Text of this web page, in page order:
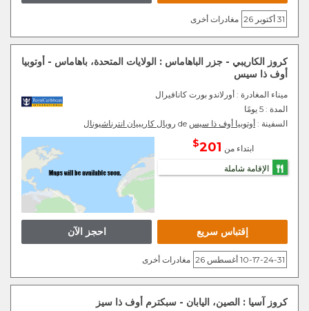
31 أكتوبر 26 مغادرات أخرى
كروز الكاريبي - جزر الباهاماس : الولايات المتحدة، باهاماس - أوتوبيا
أوف ذا سيس
ميناء المغادرة : أورلاندو بورت كانافيرال
المدة : 5 يومًا
السفينة : أوتوبيا أوف ذا سيس رويال كاريبيان انترناشيونال
ابتداء من 201
$
الإقامة شاملة
احجز الآن إقتباس سريع
10-17-24-31 أغسطس 26 مغادرات أخرى
كروز آسيا : الصين، اليابان - سبكترم أوف ذا سيز